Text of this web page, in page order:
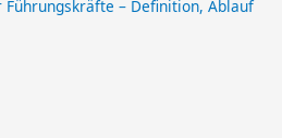
– Definition, Ablauf